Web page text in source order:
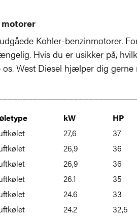
Kohler-benzinmotorer.
Hvis du er usikker på,
os. West Diesel hjælper dig
kW
HP
27,6
37
26,9
36
26,9
36
26.1
35
24.6
33
24.2
32,5